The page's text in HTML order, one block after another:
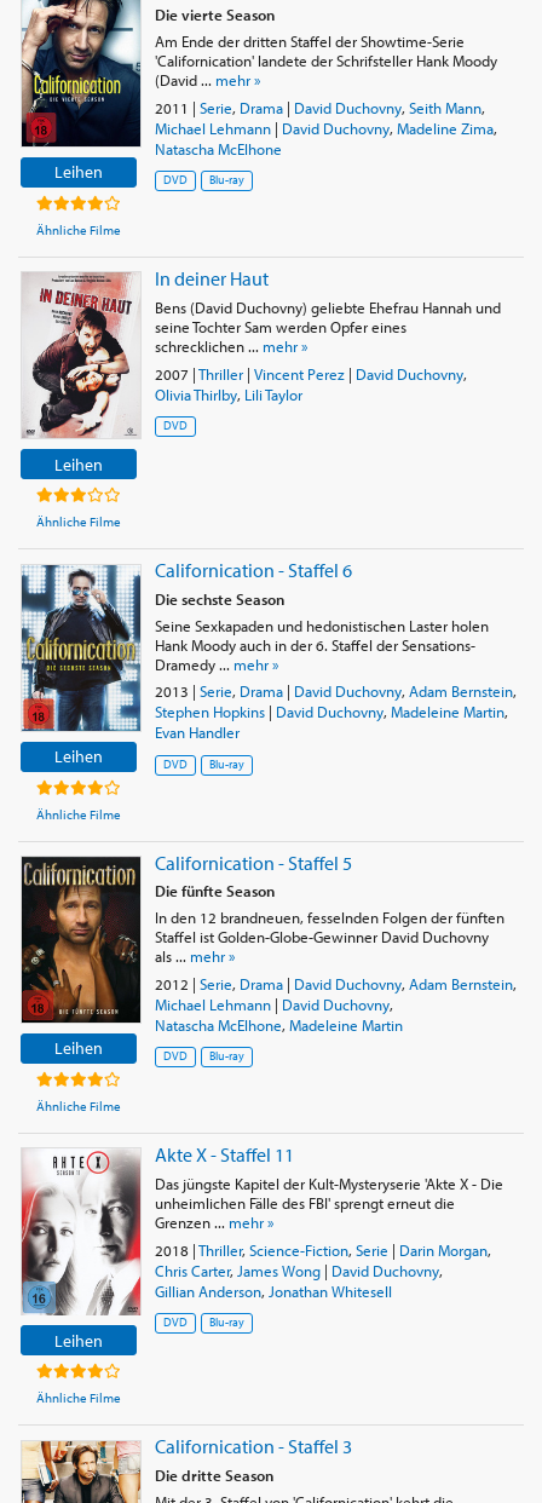
Leihen
Ähnliche Filme
Die vierte Season
Am Ende der dritten Staffel der Showtime-Serie
'Californication' landete der Schrifsteller Hank Moody
(David ... mehr »
2011 | Serie, Drama| David Duchovny, Seith Mann,
Michael Lehmann| David Duchovny, Madeline Zima,
Natascha McElhone
DVD Blu-ray
Leihen
Ähnliche Filme
In deiner Haut
Bens (David Duchovny) geliebte Ehefrau Hannah und
seine Tochter Sam werden Opfer eines
schrecklichen ... mehr »
2007 |Thriller| Vincent Perez| David Duchovny,
Olivia Thirlby, Lili Taylor
DVD
Leihen
Ähnliche Filme
Californication - Staffel 6
Die sechste Season
Seine Sexkapaden und hedonistischen Laster holen
Hank Moody auch in der 6. Staffel der Sensations-
Dramedy ... mehr »
2013 | Serie, Drama| David Duchovny, Adam Bernstein,
Stephen Hopkins| David Duchovny, Madeleine Martin,
Evan Handler
DVD Blu-ray
Leihen
Ähnliche Filme
Californication - Staffel 5
Die fünfte Season
In den 12 brandneuen, fesselnden Folgen der fünften
Staffel ist Golden-Globe-Gewinner David Duchovny
als ... mehr »
2012 | Serie, Drama| David Duchovny, Adam Bernstein,
Michael Lehmann| David Duchovny,
Natascha McElhone, Madeleine Martin
DVD Blu-ray
Leihen
Ähnliche Filme
Akte X - Staffel 11
Das jüngste Kapitel der Kult-Mysteryserie 'Akte X - Die
unheimlichen Fälle des FBI' sprengt erneut die
Grenzen ... mehr »
2018|Thriller, Science-Fiction, Serie | Darin Morgan,
Chris Carter, James Wong| David Duchovny,
Gillian Anderson, Jonathan Whitesell
DVD Blu-ray
Californication - Staffel 3
Die dritte Season